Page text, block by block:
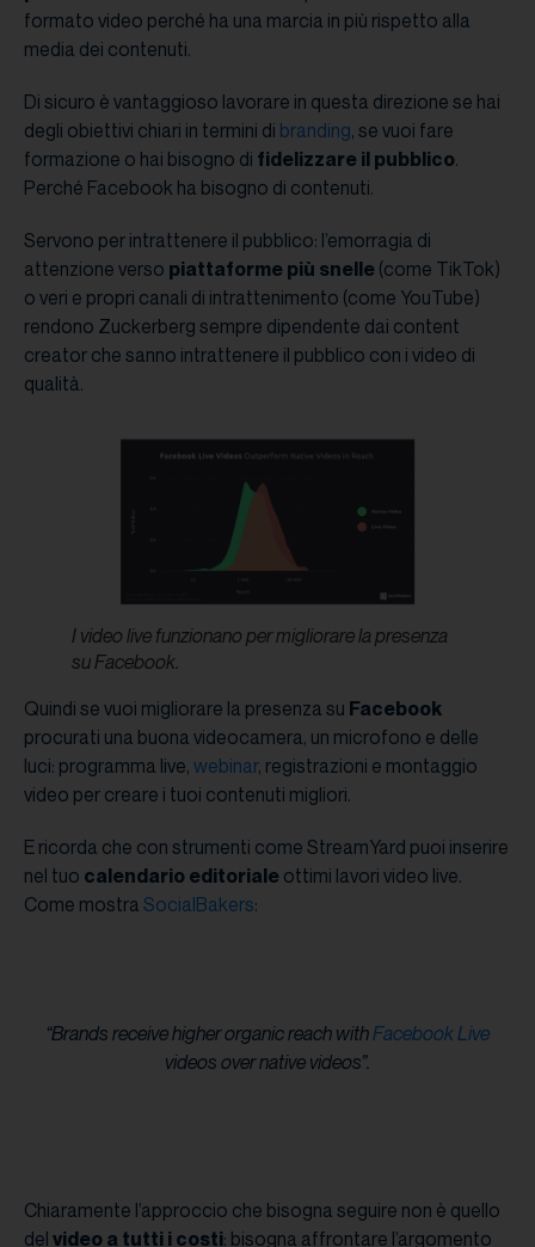
formato video perché ha una marcia in più rispetto alla
media dei contenuti.
Di sicuro è vantaggioso lavorare in questa direzione se hai
degli obiettivi chiari in termini di branding, se vuoi fare
formazione o hai bisogno di fidelizzare il pubblico.
Perché Facebook ha bisogno di contenuti.
Servono per intrattenere il pubblico: l’emorragia di
attenzione verso piattaforme più snelle (come TikTok)
o veri e propri canali di intrattenimento (come YouTube)
rendono Zuckerberg sempre dipendente dai content
creator che sanno intrattenere il pubblico con i video di
qualità.
I video live funzionano per migliorare la presenza
su Facebook.
Quindi se vuoi migliorare la presenza su Facebook
procurati una buona videocamera, un microfono e delle
luci: programma live, webinar, registrazioni e montaggio
video per creare i tuoi contenuti migliori.
E ricorda che con strumenti come StreamYard puoi inserire
nel tuo calendario editoriale ottimi lavori video live.
Come mostra SocialBakers:
“Brands receive higher organic reach withFacebook Live
videos over native videos”.
Chiaramente l’approccio che bisogna seguire non è quello
del video a tutti i costi: bisogna affrontare l’argomento